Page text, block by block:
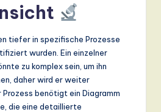
tiefer in spezifische Prozesse
wurden. Ein einzelner
zu komplex sein, um ihn
daher wird er weiter
benötigt ein Diagramm
die eine detaillierte